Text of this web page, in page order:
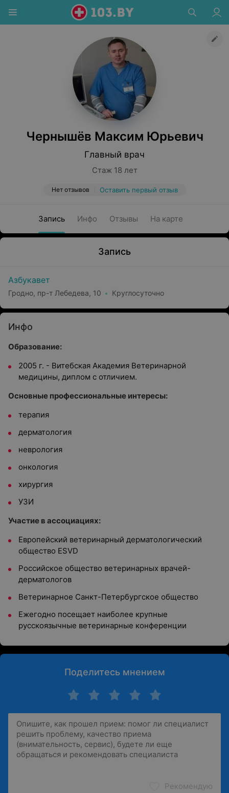
Чернышёв Максим Юрьевич
Главный врач
Стаж 18 лет
Нет отзывов Оставить первый отзыв
Запись Инфо Отзывы На карте
Запись
Азбукавет
Гродно, пр-т Лебедева, 10 Круглосуточно
Инфо
Образование:
2005 г. - Витебская Академия Ветеринарной
медицины, диплом с отличием.
Основные профессиональные интересы:
терапия
дерматология
неврология
онкология
хирургия
УЗИ
Участие в ассоциациях:
Европейский ветеринарный дерматологический
общество ESVD
Российское общество ветеринарных врачей-
дерматологов
Ветеринарное Санкт-Петербургское общество
Ежегодно посещает наиболее крупные
русскоязычные ветеринарные конференции
Поделитесь мнением
Рекомендую